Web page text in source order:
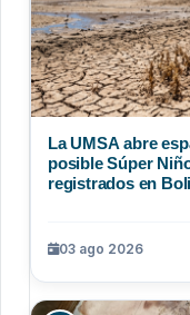
La UMSA abre
posible Súper
registrados en
03 ago 2026